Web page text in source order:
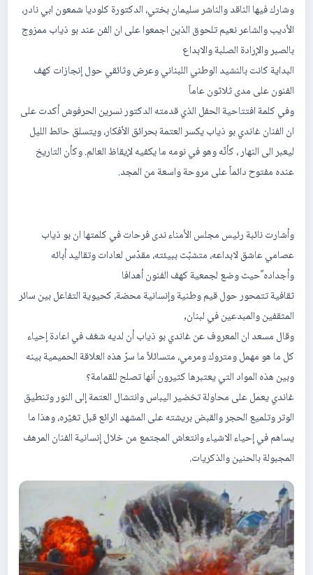
وشارك فيها الناقد والناشر سليمان بختي، الدكتورة كلوديا شمعون ابي نادر،
الأديب والشاعر نعيم تلحوق الذين اجمعوا على ان الفن عند بو ذياب ممزوج
بالصبر والإرادة الصلبة والابداع
البداية كانت بالنشيد الوطني اللبناني وعرض وثائقي حول إنجازات كهف
الفنون على مدى ثلاثون عاماً
وفي كلمة افتتاحية الحفل الذي قدمته الدكتور نسرين الحرفوش أكدت على
ان الفنان غاندي بو ذياب يكسر العتمة بحرائق الأفكار، ويتسلق حائط الليل
ليعبر الى النهار ، كأنّه وهو في نومه ما يكفيه لإيقاظ العالم. وكأن التاريخ
عنده مفتوح دائماً على مروحة واسعة من المجد.
وأشارت نائبة رئيس مجلس الأمناء ندى فرحات في كلمتها ان بو ذياب
عصامي عاشق لابداعه، متشبّث ببيئته، مقدّس لعادات وتقاليد أبائه
وأجداده ًحيث وضع لجمعية كهف الفنون أهدافا
ثقافية تتمحور حول قيم وطنية وإنسانية محضة، كحيوية التفاعل بين سائر
المثقفين والمبدعين في لبنان,
وقال مسعد ان المعروف عن غاندي بو ذياب أن لديه شغف في اعادة إحياء
كل ما هو مهمل ومتروك ومرمي، متسائلاً ما سرّ هذه العلاقة الحميمية بينه
وبين هذه المواد التي يعتبرها كثيرون أنها تصلح للقمامة؟
غاندي يعمل على محاولة تخضير اليباس وانتشال العتمة إلى النور وتنطيق
الوتر وتلميع الحجر والقبض بريشته على المشهد الرائع قبل تغيّره، وهذا ما
يساهم في إحياء الاشياء وانتعاش المجتمع من خلال إنسانية الفنان المرهف
المجبولة بالحنين والذكريات.